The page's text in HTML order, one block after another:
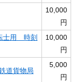
10,000
円
士用 時刻
10,000
円
道貨物局
5,000
円